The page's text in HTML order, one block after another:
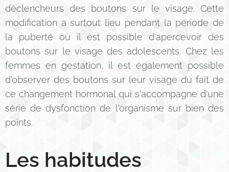
déclencheurs des boutons sur le visage. Cette
modification a surtout lieu pendant la période de
la puberté où il est possible d'apercevoir des
boutons sur le visage des adolescents. Chez les
femmes en gestation, il est également possible
d'observer des boutons sur leur visage du fait de
ce changement hormonal qui s'accompagne d'une
série de dysfonction de l'organisme sur bien des
points.
Les habitudes